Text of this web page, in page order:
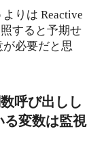
りは Reactive
すると予期せ
必要だと思
呼び出しし
る変数は監視